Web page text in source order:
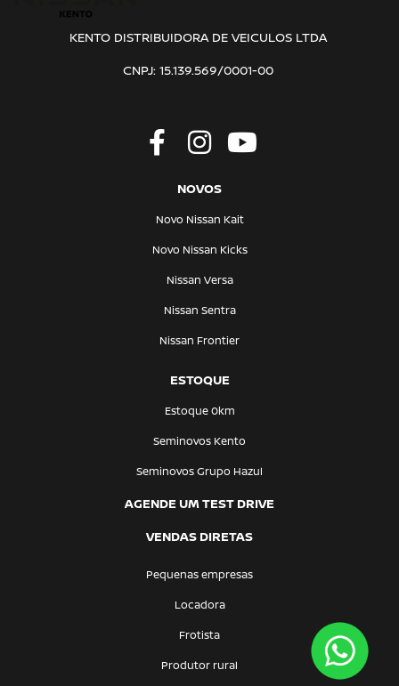
KENTO DISTRIBUIDORA DE VEICULOS LTDA
CNPJ: 15.139.569/0001-00
NOVOS
Novo Nissan Kait
Novo Nissan Kicks
Nissan Versa
Nissan Sentra
Nissan Frontier
ESTOQUE
Estoque 0km
Seminovos Kento
Seminovos Grupo Hazul
AGENDE UM TEST DRIVE
VENDAS DIRETAS
Pequenas empresas
Locadora
Frotista
Produtor rural